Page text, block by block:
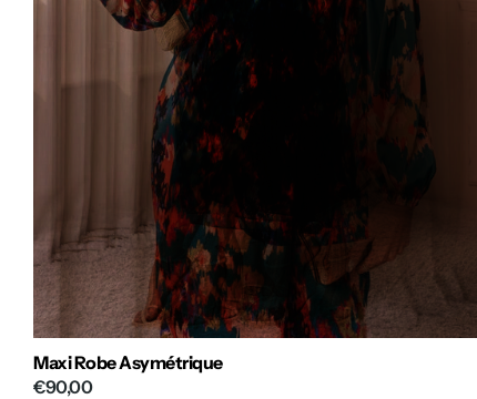
Maxi Robe Asymétrique
€90,00